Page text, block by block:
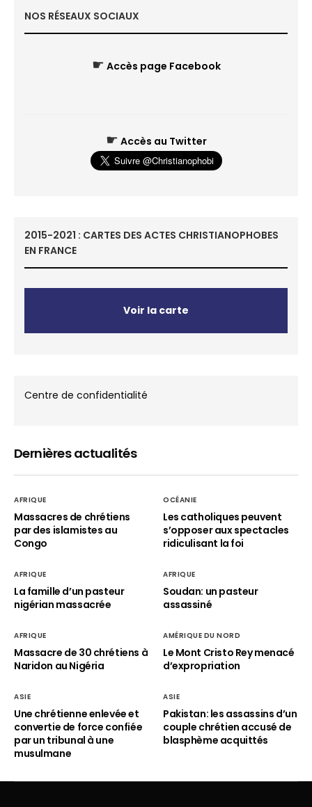
NOS RÉSEAUX SOCIAUX
☛ Accès page Facebook
☛ Accès au Twitter
2015-2021 : CARTES DES ACTES CHRISTIANOPHOBES
EN FRANCE
Voir la carte
Centre de confidentialité
Dernières actualités
AFRIQUE
Massacres de chrétiens
par des islamistes au
Congo
OCÉANIE
Les catholiques peuvent
s’opposer aux spectacles
ridiculisant la foi
AFRIQUE
La famille d’un pasteur
nigérian massacrée
AFRIQUE
Soudan: un pasteur
assassiné
AFRIQUE
Massacre de 30 chrétiens à
Naridon au Nigéria
AMÉRIQUE DU NORD
Le Mont Cristo Rey menacé
d’expropriation
ASIE
Une chrétienne enlevée et
convertie de force confiée
par un tribunal à une
musulmane
ASIE
Pakistan: les assassins d’un
couple chrétien accusé de
blasphème acquittés